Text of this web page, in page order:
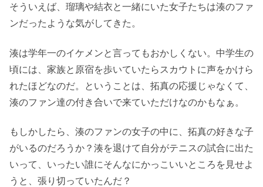
そういえば、瑠璃や結衣と一緒にいた女子たちは湊のファ
ンだったような気がしてきた。
湊は学年一のイケメンと言ってもおかしくない。中学生の
頃には、家族と原宿を歩いていたらスカウトに声をかけら
れたほどなのだ。ということは、拓真の応援じゃなくて、
湊のファン達の付き合いで来ていただけなのかもなぁ。
もしかしたら、湊のファンの女子の中に、拓真の好きな子
がいるのだろうか？湊を退けて自分がテニスの試合に出た
いって、いったい誰にそんなにかっこいいところを見せよ
うと、張り切っていたんだ？